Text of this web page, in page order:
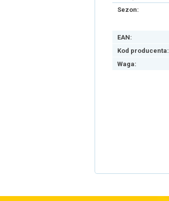
Sezon:
EAN:
Kod producenta:
Waga: